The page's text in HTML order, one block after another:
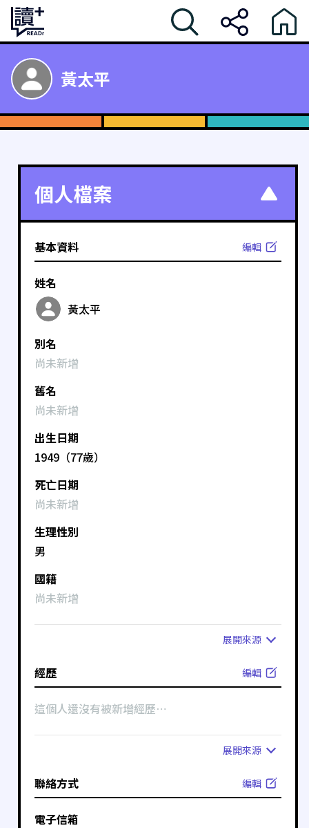
黃太平
個人檔案
基本資料 編輯
姓名
黃太平
別名
尚未新增
舊名
尚未新增
出生日期
1949（77歲）
死亡日期
尚未新增
生理性別
男
國籍
尚未新增
展開來源
經歷 編輯
這個人還沒有被新增經歷⋯
展開來源
聯絡方式 編輯
電子信箱